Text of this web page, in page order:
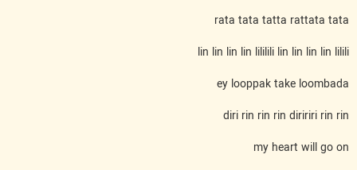
rata tata tatta rattata tata
lin lin lin lin lililili lin lin lin lin lilili
ey looppak take loombada
diri rin rin rin diririri rin rin
my heart will go on